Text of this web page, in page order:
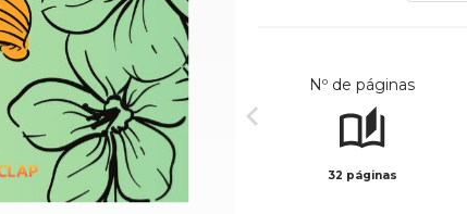
Nº de páginas
32 páginas